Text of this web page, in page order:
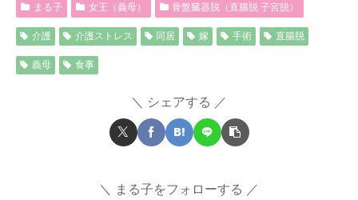
まる子 女王（義母） 骨盤臓器脱（直腸脱 子宮脱）
介護 介護ストレス 同居 嫁 手術 直腸脱
義母 食事
シェアする
まる子をフォローする